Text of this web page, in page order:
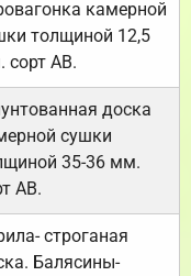
камерной
толщиной 12,5
сорт АВ.
доска
сушки
35-36 мм.
АВ.
строганая
Балясины-